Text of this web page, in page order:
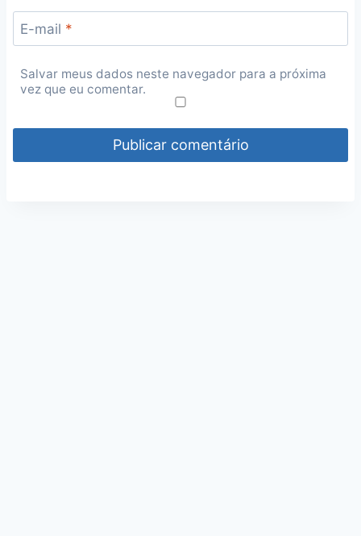
E-mail *
Salvar meus dados neste navegador para a próxima
vez que eu comentar.